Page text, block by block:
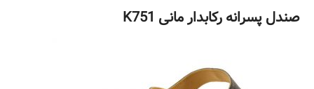
صندل پسرانه رکابدار مانی K751